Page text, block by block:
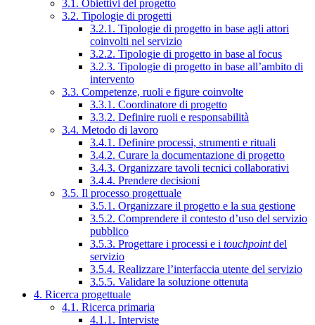
3.1. Obiettivi del progetto
3.2. Tipologie di progetti
3.2.1. Tipologie di progetto in base agli attori
coinvolti nel servizio
3.2.2. Tipologie di progetto in base al focus
3.2.3. Tipologie di progetto in base all’ambito di
intervento
3.3. Competenze, ruoli e figure coinvolte
3.3.1. Coordinatore di progetto
3.3.2. Definire ruoli e responsabilità
3.4. Metodo di lavoro
3.4.1. Definire processi, strumenti e rituali
3.4.2. Curare la documentazione di progetto
3.4.3. Organizzare tavoli tecnici collaborativi
3.4.4. Prendere decisioni
3.5. Il processo progettuale
3.5.1. Organizzare il progetto e la sua gestione
3.5.2. Comprendere il contesto d’uso del servizio
pubblico
3.5.3. Progettare i processi e i touchpointdel
servizio
3.5.4. Realizzare l’interfaccia utente del servizio
3.5.5. Validare la soluzione ottenuta
4. Ricerca progettuale
4.1. Ricerca primaria
4.1.1. Interviste